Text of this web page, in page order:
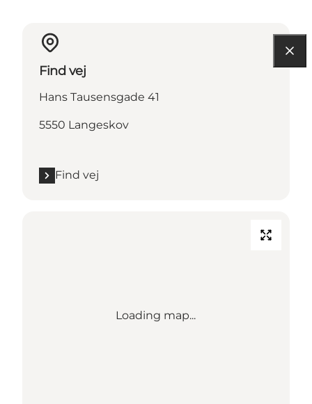
Find vej
Hans Tausensgade 41
5550 Langeskov
Find vej
Loading map...